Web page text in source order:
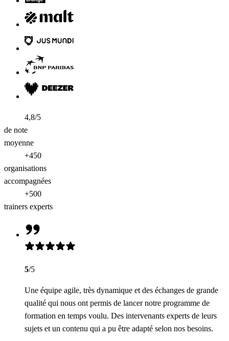
4,8/5
de note
moyenne
+450
organisations
accompagnées
+500
trainers experts
5/5
Une équipe agile, très dynamique et des échanges de grande
qualité qui nous ont permis de lancer notre programme de
formation en temps voulu. Des intervenants experts de leurs
sujets et un contenu qui a pu être adapté selon nos besoins.